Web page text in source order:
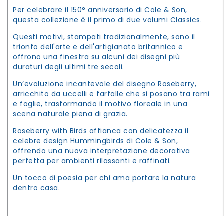
Per celebrare il 150° anniversario di Cole & Son,
questa collezione è il primo di due volumi Classics.
Questi motivi, stampati tradizionalmente, sono il
trionfo dell'arte e dell'artigianato britannico e
offrono una finestra su alcuni dei disegni più
duraturi degli ultimi tre secoli.
Un’evoluzione incantevole del disegno Roseberry,
arricchito da uccelli e farfalle che si posano tra rami
e foglie, trasformando il motivo floreale in una
scena naturale piena di grazia.
Roseberry with Birds affianca con delicatezza il
celebre design Hummingbirds di Cole & Son,
offrendo una nuova interpretazione decorativa
perfetta per ambienti rilassanti e raffinati.
Un tocco di poesia per chi ama portare la natura
dentro casa.